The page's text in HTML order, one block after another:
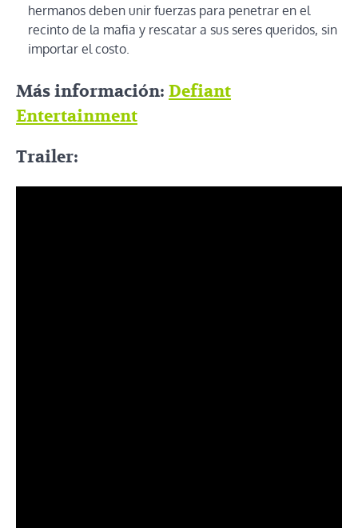
hermanos deben unir fuerzas para penetrar en el
recinto de la mafia y rescatar a sus seres queridos, sin
importar el costo.
Más información: Defiant
Entertainment
Trailer: